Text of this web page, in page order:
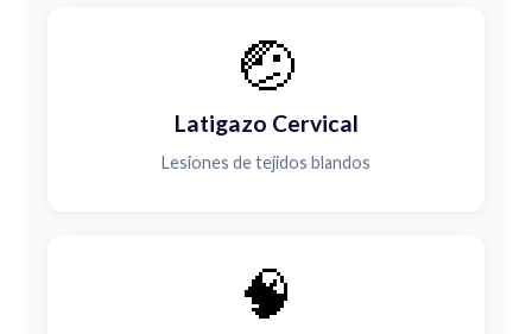
🤕
Latigazo Cervical
Lesiones de tejidos blandos
🧠